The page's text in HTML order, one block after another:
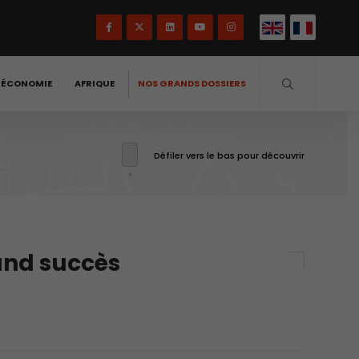
AFRIQUE NOS GRANDS DOSSIERS
Défiler vers le bas pour découvrir
succès